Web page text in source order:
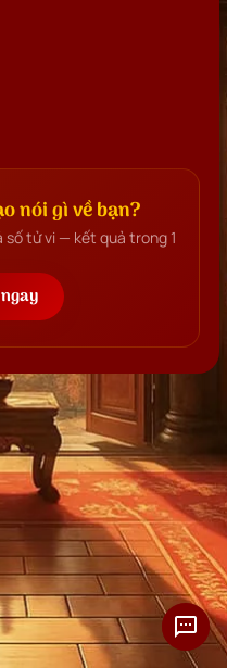
nói gì về bạn?
tử vi — kết quả trong 1